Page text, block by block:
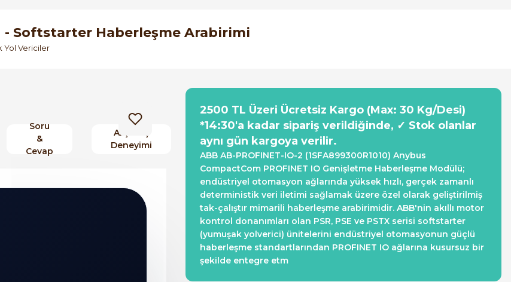
- Softstarter Haberleşme Arabirimi
Yol Vericiler
Soru
&
Cevap
Alışveriş
Deneyimi
2500 TL Üzeri Ücretsiz Kargo (Max: 30 Kg/Desi)
*14:30'a kadar sipariş verildiğinde, ✓ Stok olanlar
aynı gün kargoya verilir.
ABB AB-PROFINET-IO-2 (1SFA899300R1010) Anybus
CompactCom PROFINET IO Genişletme Haberleşme Modülü;
endüstriyel otomasyon ağlarında yüksek hızlı, gerçek zamanlı
deterministik veri iletimi sağlamak üzere özel olarak geliştirilmiş
tak-çalıştır mimarili haberleşme arabirimidir. ABB'nin akıllı motor
kontrol donanımları olan PSR, PSE ve PSTX serisi softstarter
(yumuşak yolverici) ünitelerini endüstriyel otomasyonun güçlü
haberleşme standartlarından PROFINET IO ağlarına kusursuz bir
şekilde entegre etm